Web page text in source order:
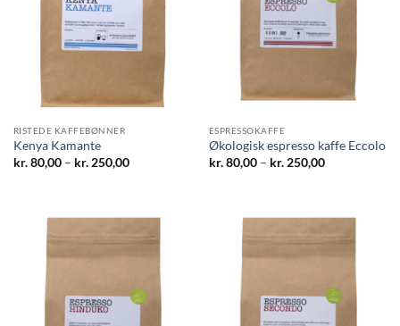
RISTEDE KAFFEBØNNER
Kenya Kamante
kr.80,00 – kr.250,00Prisinterval:
ESPRESSOKAFFE
Økologisk espresso kaffe Eccolo
kr.80,00 – kr.250,00Prisinterval: